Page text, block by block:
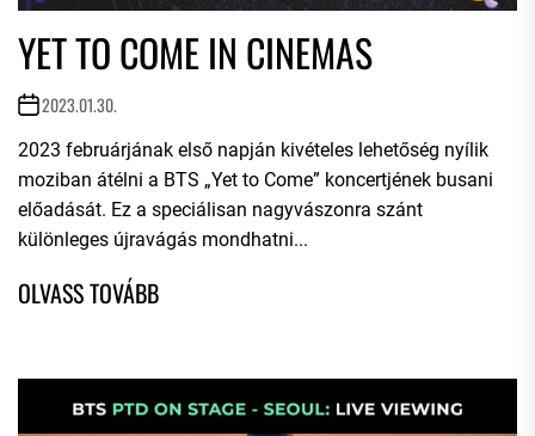
YET TO COME IN CINEMAS
2023.01.30.
2023 februárjának első napján kivételes lehetőség nyílik
moziban átélni a BTS „Yet to Come” koncertjének busani
előadását. Ez a speciálisan nagyvászonra szánt
különleges újravágás mondhatni...